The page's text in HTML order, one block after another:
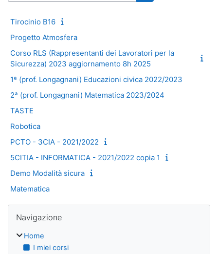
Cerca corsi
Tirocinio B16
Progetto Atmosfera
Corso RLS (Rappresentanti dei Lavoratori per la
Sicurezza) 2023 aggiornamento 8h 2025
1ª (prof. Longagnani) Educazioni civica 2022/2023
2ª (prof. Longagnani) Matematica 2023/2024
TASTE
Robotica
PCTO - 3CIA - 2021/2022
5CITIA - INFORMATICA - 2021/2022 copia 1
Demo Modalità sicura
Matematica
Blocchi
Navigazione
Home
I miei corsi